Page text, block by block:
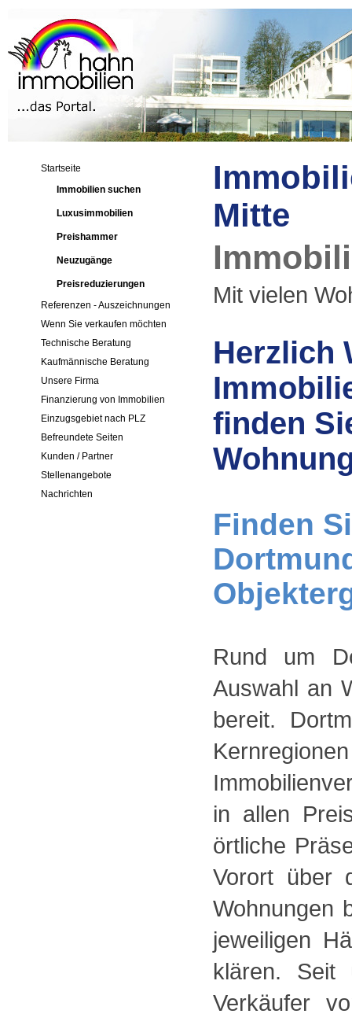
Startseite
Immobilien suchen
Luxusimmobilien
Preishammer
Neuzugänge
Preisreduzierungen
Referenzen - Auszeichnungen
Wenn Sie verkaufen möchten
Technische Beratung
Kaufmännische Beratung
Unsere Firma
Finanzierung von Immobilien
Einzugsgebiet nach PLZ
Befreundete Seiten
Kunden / Partner
Stellenangebote
Nachrichten
Mitte
Mit vielen
Herzlich
finden
Finden
Rund um
Auswahl an
bereit.
in allen
örtliche
Vorort über
Wohnungen
jeweiligen
klären. Seit
Verkäufer